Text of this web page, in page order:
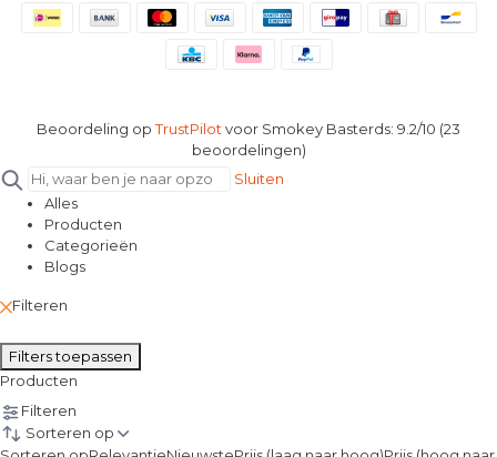
Beoordeling opTrustPilot voor Smokey Basterds: 9.2/10 (23
beoordelingen)
Sluiten
Alles
Producten
Categorieën
Blogs
Filteren
Filters toepassen
Producten
Filteren
Sorteren op